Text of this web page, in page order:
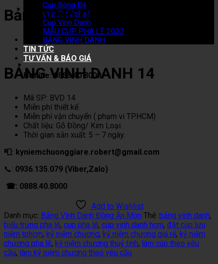
Cup Bóng Đá
Cúp PickleBall
Cup Vinh Danh
MẪU CUP PHA LÊ 2023
BẢNG VINH DANH
TIN TỨC
TƯ VẤN & BÁO GIÁ
Hotline: 0888 40 8000
Bảng Vinh Danh 14
BẢNG VINH DANH 14
Mã SP: BVD 14
Miễn phí thiết kế.
Miễn phí vận chuyển ( phạm vi TP.HCM)
Chất liệu: Gỗ Đồng/ Kim Loại.
Thời gian sản xuất: 5 – 7 ngày.
📮: kyniemchuonggiare.robert@gmail.com
📞: 0936.135.079 (Viber,Zalo)
☎: 0888.40.8000
Add to Wishlist
Danh mục: Bảng Vinh Danh Đồng Ăn Mòn Thẻ: bảng vinh danh,
biểu trưng pha lê, cup pha lê, cúp vinh danh hcm, đặt cúp lưu
niệm tphcm, kỷ niệm chương, kỷ niệm chương giá rẻ, kỷ niệm
chương pha lê, kỷ niệm chương thuỷ tinh, làm cúp theo yêu
cầu, làm kỷ niệm chương theo yêu cầu